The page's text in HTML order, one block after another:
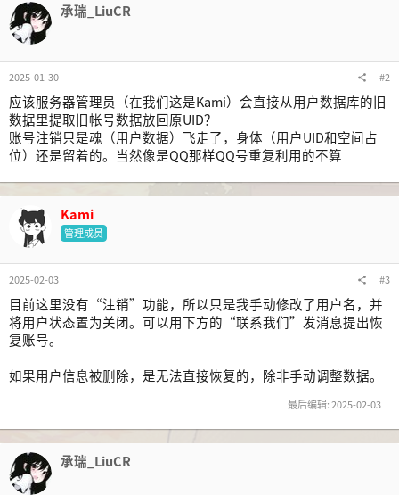
承瑞_LiuCR
2025-01-30 #2
应该服务器管理员（在我们这是Kami）会直接从用户数据库的旧
数据里提取旧帐号数据放回原UID？
账号注销只是魂（用户数据）飞走了，身体（用户UID和空间占
位）还是留着的。当然像是QQ那样QQ号重复利用的不算
Kami
管理成员
2025-02-03 #3
目前这里没有“注销”功能，所以只是我手动修改了用户名，并
将用户状态置为关闭。可以用下方的“联系我们”发消息提出恢
复账号。
如果用户信息被删除，是无法直接恢复的，除非手动调整数据。
最后编辑:2025-02-03
承瑞_LiuCR